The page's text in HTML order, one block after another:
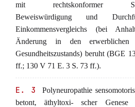
mit rechtskonformer
Beweiswürdigung und
Einkommensvergleichs (bei
Änderung in den erwerblichen
Gesundheitszustands) beruht (BGE
ff.; 130 V 71 E. 3 S. 73 ff.).
E. 3
Polyneuropathie
betont, äthyltoxi- scher Genese